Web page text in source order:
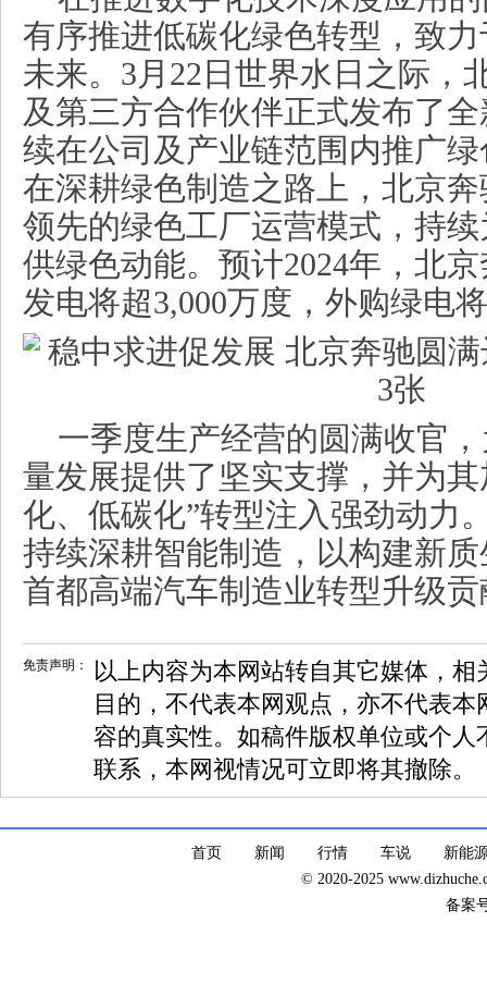
有序推进低碳化绿色转型，致
未来。3月22日世界水日之际，
及第三方合作伙伴正式发布了
续在公司及产业链范围内推广
在深耕绿色制造之路上，北京
领先的绿色工厂运营模式，持
供绿色动能。预计2024年，北
发电将超3,000万度，外购绿电
一季度生产经营的圆满收官
量发展提供了坚实支撑，并为
化、低碳化”转型注入强劲动力
持续深耕智能制造，以构建新
首都高端汽车制造业转型升级
免责声明：
以上内容为本网站转自其它媒体，
目的，不代表本网观点，亦不代表
容的真实性。如稿件版权单位或个
联系，本网视情况可立即将其撤除。
首页 新闻 行情 车说
新能
© 2020-2025
备案